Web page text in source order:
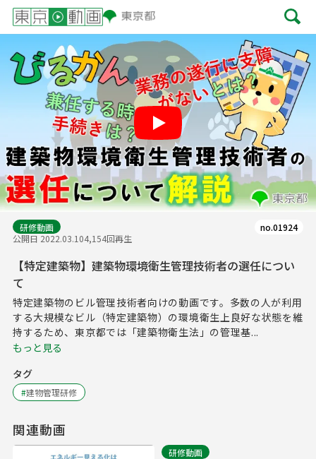
研修動画
公開日 2022.03.104,154回再生
no.01924
【特定建築物】建築物環境衛生管理技術者の選任につい
て
特定建築物のビル管理技術者向けの動画です。多数の人が利用
する大規模なビル（特定建築物）の環境衛生上良好な状態を維
持するため、東京都では「建築物衛生法」の管理基...
もっと見る
タグ
#建物管理研修
関連動画
研修動画